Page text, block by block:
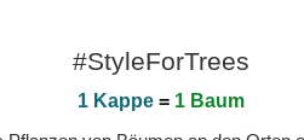
#StyleForTrees
1 Kappe = 1 Baum